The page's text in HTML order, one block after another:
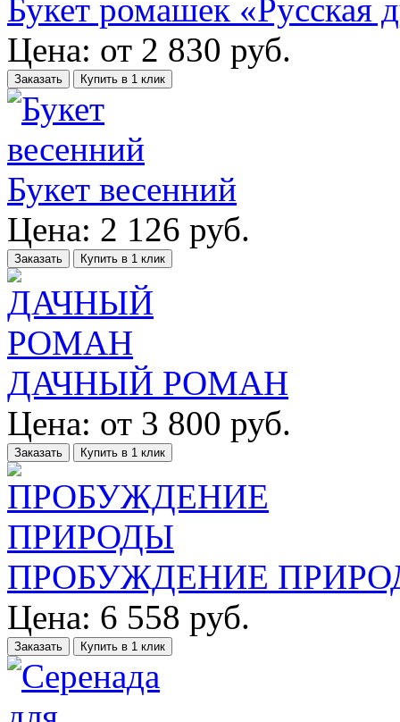
Букет ромашек «Русская
Цена: от 2 830 руб.
Заказать Купить в 1 клик
Букет весенний
Цена: 2 126 руб.
Заказать Купить в 1 клик
ДАЧНЫЙ РОМАН
Цена: от 3 800 руб.
Заказать Купить в 1 клик
ПРОБУЖДЕНИЕ
Цена: 6 558 руб.
Заказать Купить в 1 клик